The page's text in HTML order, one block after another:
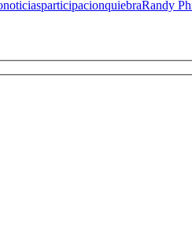
noticiasparticipacionquiebraRandy